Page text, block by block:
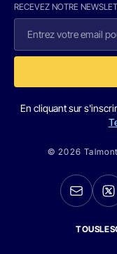
RECEVEZ NOTRE
En cliquant sur
© 2026